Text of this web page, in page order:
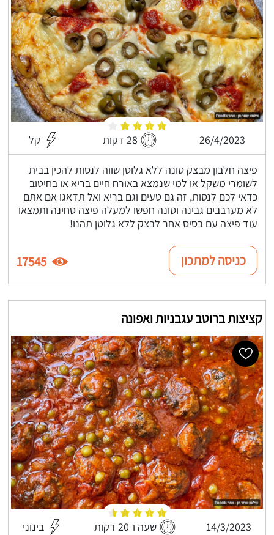
26/4/2023 28 דקות קל
פיצה חלבון מבצק טונה ללא גלוטן שווה לנסות להכין בבית
לשומרי משקל או למי שנמצא באורח חיים בריא או בחיטוב
כדאי לכם לנסות, זה גם טעים וגם בריא ואל תדאגו אם אתם
לא מערבבים גבינה וטונה חפשו למעלה פיצה טחינה ותמצאו
עוד פיצה עם בסיס אחר לבצק ללא גלוטן תהנו!
כניסה למתכון 17545
קציצות ברוטב עגבניות ואפונה
14/3/2023 שעה ו-20 דקות בינוני